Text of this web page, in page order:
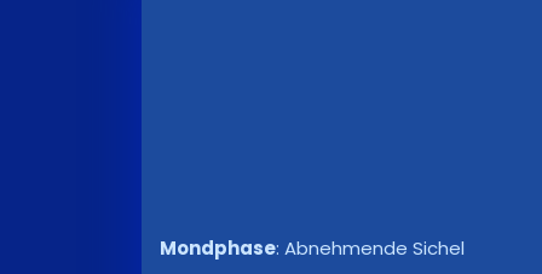
Mondphase: Abnehmende Sichel